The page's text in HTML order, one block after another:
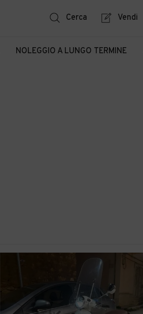
Cerca Vendi
NOLEGGIO A LUNGO TERMINE